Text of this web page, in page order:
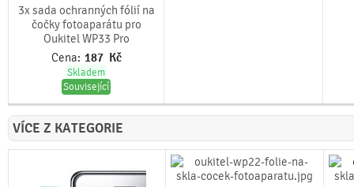
3x sada ochranných fólií na
čočky fotoaparátu pro
Oukitel WP33 Pro
Cena: 187 Kč
Skladem
Související
VÍCE Z KATEGORIE